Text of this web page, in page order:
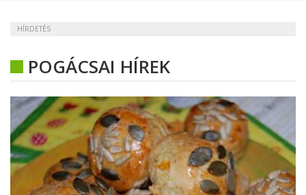
HÍRDETÉS
POGÁCSAI HÍREK